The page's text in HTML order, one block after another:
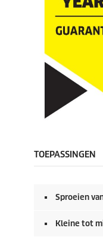
TOEPASSINGEN
Sproeien
Kleine tot